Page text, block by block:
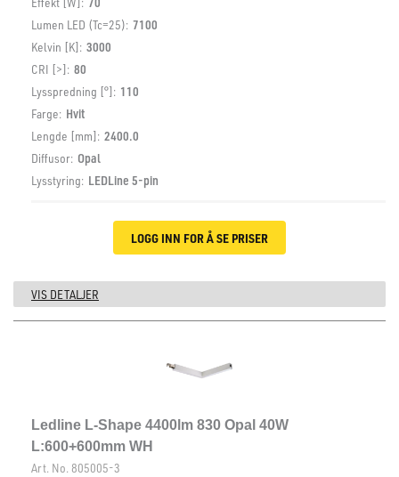
Lumen LED (Tc=25): 7100
Kelvin [K]: 3000
CRI [>]: 80
Lysspredning [°]: 110
Farge: Hvit
Lengde [mm]: 2400.0
Diffusor: Opal
Lysstyring: LEDLine 5-pin
LOGG INN FOR Å SE PRISER
VIS DETALJER
Ledline L-Shape 4400lm 830 Opal 40W
L:600+600mm WH
Art. No. 805005-3